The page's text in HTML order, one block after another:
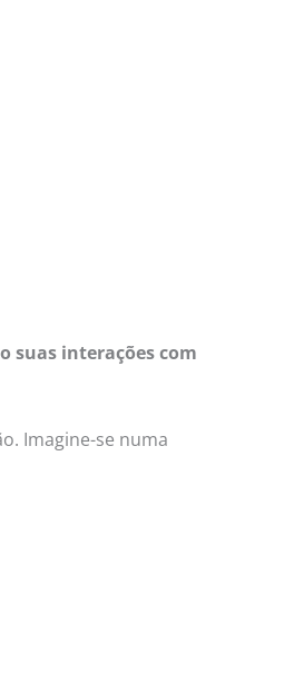
suas interações com
Imagine-se numa